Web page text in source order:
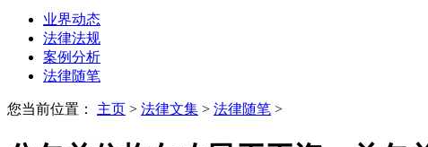
业界动态
法律法规
案例分析
法律随笔
您当前位置： 主页 > 法律文集 > 法律随笔 >